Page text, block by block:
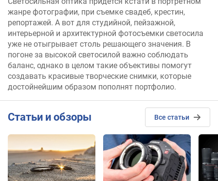
жанре фотографии, при съемке свадеб, крестин,
репортажей. А вот для студийной, пейзажной,
интерьерной и архитектурной фотосъемки светосила
уже не отыгрывает столь решающего значения. В
погоне за высокой светосилой важно соблюдать
баланс, однако в целом такие объективы помогут
создавать красивые творческие снимки, которые
достойнейшим образом пополнят портфолио.
Cтатьи и обзоры Все статьи